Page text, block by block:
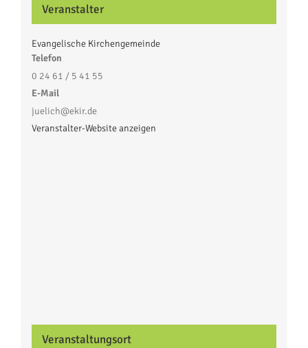
Veranstalter
Evangelische Kirchengemeinde
Telefon
0 24 61 / 5 41 55
E-Mail
juelich@ekir.de
Veranstalter-Website anzeigen
Veranstaltungsort